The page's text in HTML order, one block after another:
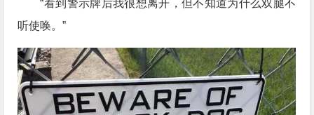
“看到警示牌后我很想离开，但不知道为什么双腿不
听使唤。”